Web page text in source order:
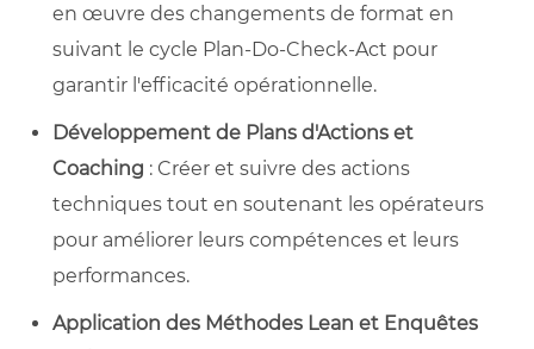
en œuvre des changements de format en
suivant le cycle Plan-Do-Check-Act pour
garantir l'efficacité opérationnelle.
Développement de Plans d'Actions et
Coaching : Créer et suivre des actions
techniques tout en soutenant les opérateurs
pour améliorer leurs compétences et leurs
performances.
Application des Méthodes Lean et Enquêtes